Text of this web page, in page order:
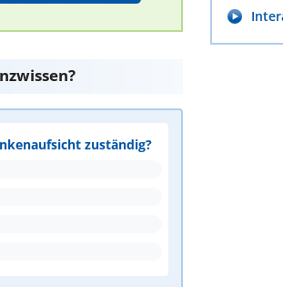
zuständig?